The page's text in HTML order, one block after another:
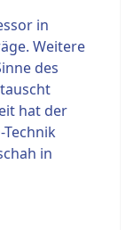
in
Weitere
des
hat der
in